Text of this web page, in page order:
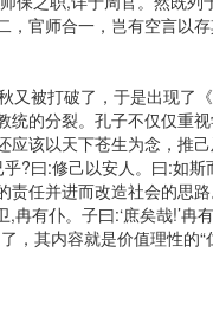
官师合一，岂有空言以
被打破了，于是出现了《
统的分裂。孔子不仅仅重
该以天下苍生为念，推
?曰:修己以安人。曰:如
任并进而改造社会的思
有仆。子曰:‘庶矣哉!’冉
，其内容就是价值理性